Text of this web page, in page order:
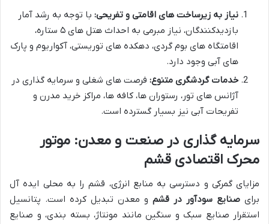
نیاز به زیرساخت های اقامتی و تفریحی: با توجه به رشد آمار
بازدیدکنندگان، نیاز مبرمی به احداث هتل های ۵ ستاره،
اقامتگاه های بوم گردی، دهکده های توریستی، آکواریوم و پارک
های آبی وجود دارد.
خدمات گردشگری متنوع: فرصت های شغلی و سرمایه گذاری در
آژانس های تور، رستوران ها، کافه ها، مراکز خرید مدرن و
تفریحات آبی نیز بسیار گسترده است.
سرمایه گذاری در صنعت و معدن: موتور
محرک اقتصادی قشم
مزایای گمرکی و دسترسی به منابع انرژی، قشم را به محلی ایده آل
برای صنایع سودآور در قشم و معدن تبدیل کرده است. پتانسیل
استقرار صنایع سبک و سنگین مانند مونتاژ، بسته بندی، و صنایع